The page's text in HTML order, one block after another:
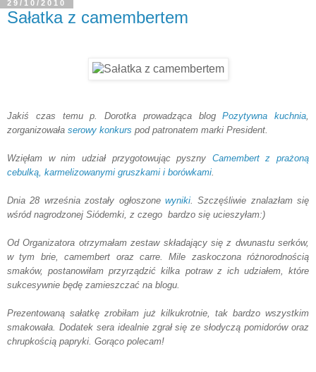
29/10/2010
Sałatka z camembertem
Jakiś czas temu p. Dorotka prowadząca blogPozytywna kuchnia,
zorganizowała serowy konkurs pod patronatem marki President.
Wzięłam w nim udział przygotowując pyszny Camembert z prażoną
cebulką, karmelizowanymi gruszkami i borówkami.
Dnia 28 września zostały ogłoszone wyniki. Szczęśliwie znalazłam się
wśród nagrodzonej Siódemki, z czego bardzo się ucieszyłam:)
Od Organizatora otrzymałam zestaw składający się z dwunastu serków,
w tym brie, camembert oraz carre. Mile zaskoczona różnorodnością
smaków, postanowiłam przyrządzić kilka potraw z ich udziałem, które
sukcesywnie będę zamieszczać na blogu.
Prezentowaną sałatkę zrobiłam już kilkukrotnie, tak bardzo wszystkim
smakowała. Dodatek sera idealnie zgrał się ze słodyczą pomidorów oraz
chrupkością papryki. Gorąco polecam!